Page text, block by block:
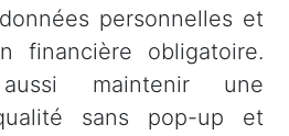
personnelles et
financière obligatoire.
maintenir une
sans pop-up et